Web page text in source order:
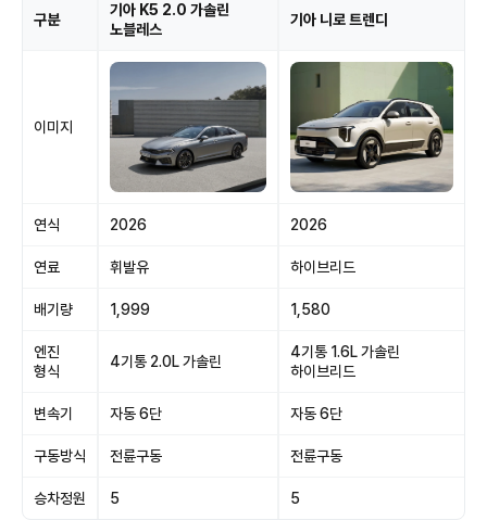
구분
기아 K5 2.0 가솔린
노블레스
기아 니로 트렌디
이미지
연식 2026 2026
연료 휘발유 하이브리드
배기량 1,999 1,580
엔진
형식
4기통 2.0L 가솔린
4기통 1.6L 가솔린
하이브리드
변속기 자동 6단 자동 6단
구동방식 전륜구동 전륜구동
승차정원 5 5